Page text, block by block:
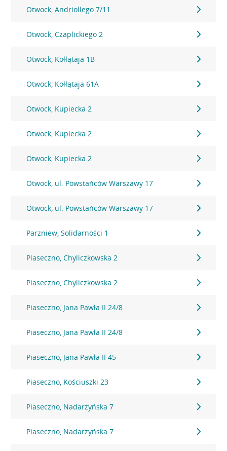
Otwock, Andriollego 7/11
Otwock, Czaplickiego 2
Otwock, Kołłątaja 1B
Otwock, Kołłątaja 61A
Otwock, Kupiecka 2
Otwock, Kupiecka 2
Otwock, Kupiecka 2
Otwock, ul. Powstańców Warszawy 17
Otwock, ul. Powstańców Warszawy 17
Parzniew, Solidarności 1
Piaseczno, Chyliczkowska 2
Piaseczno, Chyliczkowska 2
Piaseczno, Jana Pawła II 24/8
Piaseczno, Jana Pawła II 24/8
Piaseczno, Jana Pawła II 45
Piaseczno, Kościuszki 23
Piaseczno, Nadarzyńska 7
Piaseczno, Nadarzyńska 7